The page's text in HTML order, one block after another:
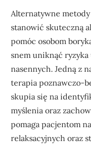
Alternatywne
stanowić skuteczną
pomóc osobom
snem uniknąć
nasennych. Jedną z
terapia poznawczo-
skupia się na
myślenia oraz
pomaga pacjentom
relaksacyjnych oraz